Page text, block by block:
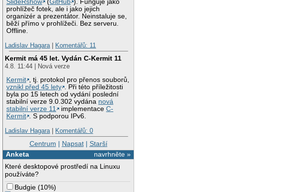
SlideRshow
(GitHub ). Funguje jako
prohlížeč fotek, ale i jako jejich
organizér a prezentátor. Neinstaluje se,
běží přímo v prohlížeči. Bez serveru.
Offline.
Ladislav Hagara| Komentářů: 11
Kermit má 45 let. Vydán C-Kermit 11
4.8. 11:44 | Nová verze
Kermit , tj. protokol pro přenos souborů,
vznikl před 45 lety . Při této příležitosti
byla po 15 letech od vydání poslední
stabilní verze 9.0.302 vydána nová
stabilní verze 11
implementaceC-
Kermit . S podporou IPv6.
Ladislav Hagara| Komentářů: 0
Centrum | Napsat| Starší
navrhněte »
Anketa
Které desktopové prostředí na Linuxu
používáte?
Budgie (10%)